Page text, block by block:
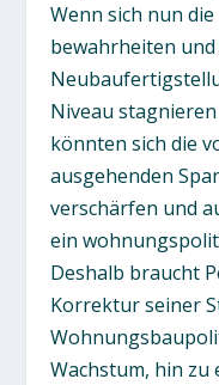
Wenn sich nun
bewahrheiten und
Niveau
könnten sich die
ausgehenden
verschärfen und
ein
Deshalb braucht
Korrektur seiner
Wachstum, hin zu